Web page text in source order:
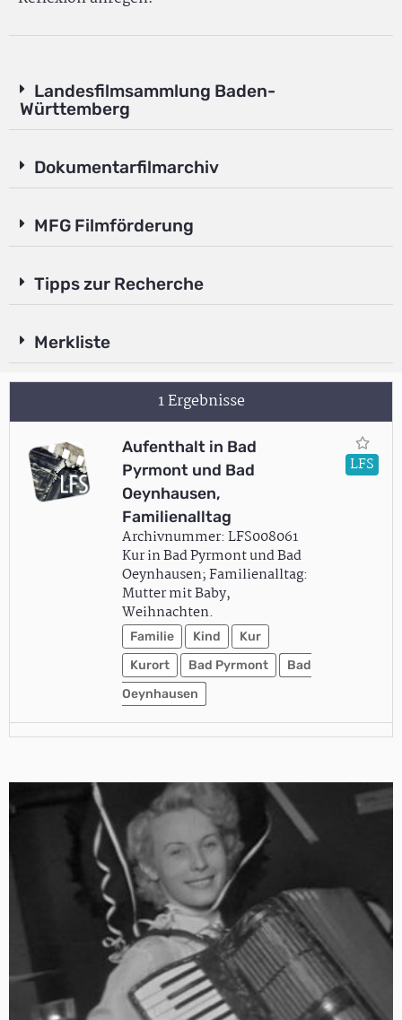
Landesfilmsammlung Baden-
Württemberg
Dokumentarfilmarchiv
MFG Filmförderung
Tipps zur Recherche
Merkliste
1 Ergebnisse
Aufenthalt in Bad
Pyrmont und Bad
Oeynhausen,
Familienalltag
Archivnummer: LFS008061
Kur in Bad Pyrmont und Bad
Oeynhausen; Familienalltag:
Mutter mit Baby,
Weihnachten.
Familie Kind
Kur
Kurort
Bad Pyrmont
Bad
Oeynhausen
LFS